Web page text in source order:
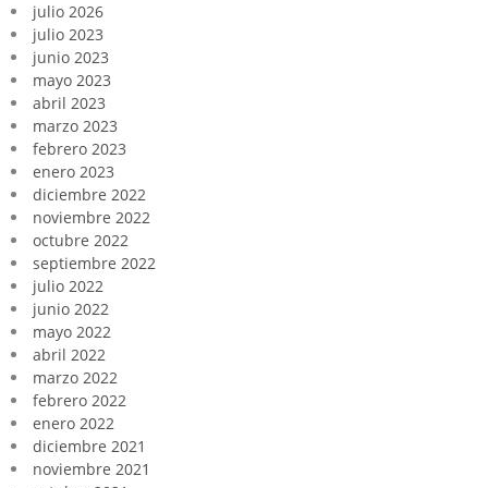
julio 2026
julio 2023
junio 2023
mayo 2023
abril 2023
marzo 2023
febrero 2023
enero 2023
diciembre 2022
noviembre 2022
octubre 2022
septiembre 2022
julio 2022
junio 2022
mayo 2022
abril 2022
marzo 2022
febrero 2022
enero 2022
diciembre 2021
noviembre 2021